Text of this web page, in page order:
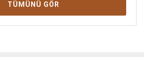
TÜMÜNÜ GÖR